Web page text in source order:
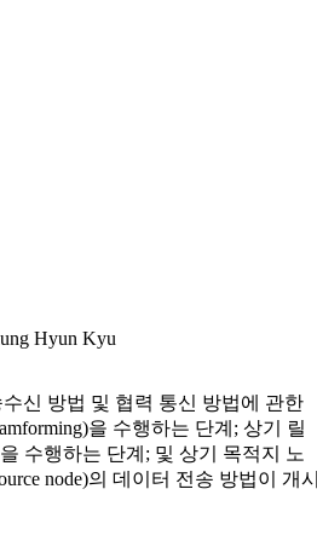
Hyun Kyu
신 방법 및 협력 통신 방법에 관한
을 수행하는 단계; 상기 릴
수행하는 단계; 및 상기 목적지 노
node)의 데이터 전송 방법이 개시